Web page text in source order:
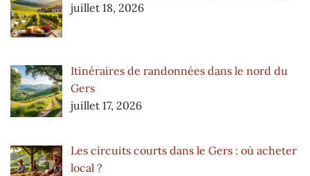
juillet 18, 2026
Itinéraires de randonnées dans le nord du
Gers
juillet 17, 2026
Les circuits courts dans le Gers : où acheter
local ?